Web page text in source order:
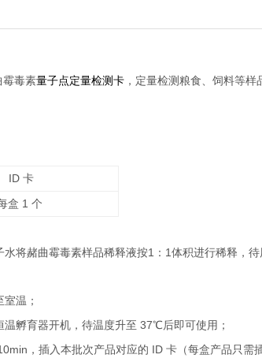
霉毒素量子点定量检测卡，定量检测粮食、饲料等样
ID 卡
盒 1 个
将赭曲霉毒素样品稀释液按1 ： 1 体积进行稀释，待
温；
温孵育器开机，待温度升至 37℃后即可使用；
，插入本批次产品对应的 ID 卡（每盒产品只需